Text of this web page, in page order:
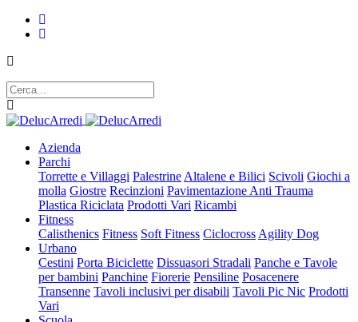
Azienda
Parchi
Torrette e Villaggi Palestrine Altalene e Bilici Scivoli Giochi a
molla Giostre Recinzioni Pavimentazione Anti Trauma
Plastica Riciclata Prodotti Vari Ricambi
Fitness
Calisthenics Fitness Soft Fitness Ciclocross Agility Dog
Urbano
Cestini Porta Biciclette Dissuasori Stradali Panche e Tavole
per bambini Panchine Fiorerie Pensiline Posacenere
Transenne Tavoli inclusivi per disabili Tavoli Pic Nic Prodotti
Vari